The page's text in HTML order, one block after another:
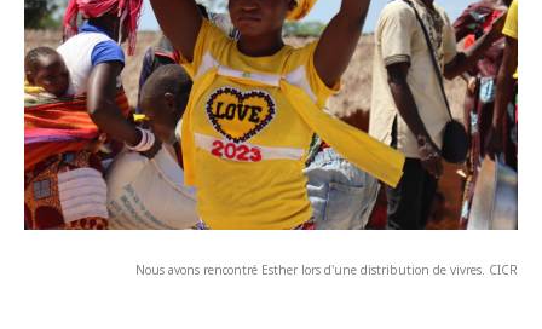
Nous avons rencontré Esther lors d'une distribution de vivres. CICR